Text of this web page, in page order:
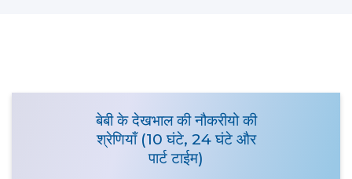
बेबी के देखभाल की नौकरीयो की
श्रेणियाँ (10 घंटे, 24 घंटे और
पार्ट टाईम)